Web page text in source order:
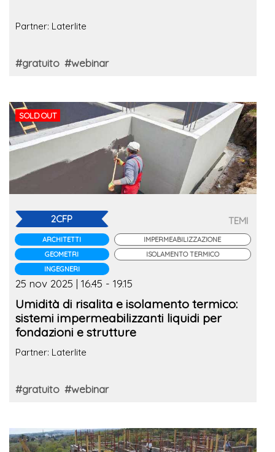
Partner: Laterlite
#gratuito #webinar
SOLD OUT
2CFP
ARCHITETTI
GEOMETRI
INGEGNERI
TEMI
IMPERMEABILIZZAZIONE
ISOLAMENTO TERMICO
25 nov 2025 | 16.45 - 19.15
Umidità di risalita e isolamento termico:
sistemi impermeabilizzanti liquidi per
fondazioni e strutture
Partner: Laterlite
#gratuito #webinar